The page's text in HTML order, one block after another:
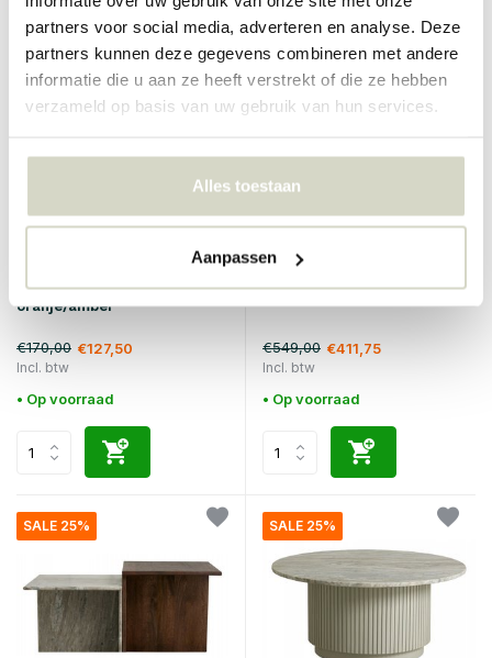
partners voor social media, adverteren en analyse. Deze
partners kunnen deze gegevens combineren met andere
informatie die u aan ze heeft verstrekt of die ze hebben
verzameld op basis van uw gebruik van hun services.
Alles toestaan
Aanpassen
SALE 25%
Tafel metaal/glas -
oranje/amber
€170,00 €127,50
Incl. btw
• Op voorraad
SALE 25%
House Doctor
Stone tafel - Ø65cm
€549,00 €411,75
Incl. btw
• Op voorraad
SALE 25% SALE 25%